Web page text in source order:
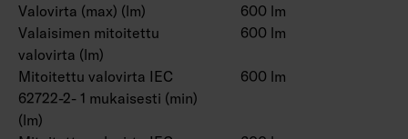
Valovirta (max) (lm)
600 lm
Valaisimen mitoitettu
valovirta (lm)
600 lm
Mitoitettu valovirta IEC
62722-2- 1 mukaisesti (min)
(lm)
600 lm